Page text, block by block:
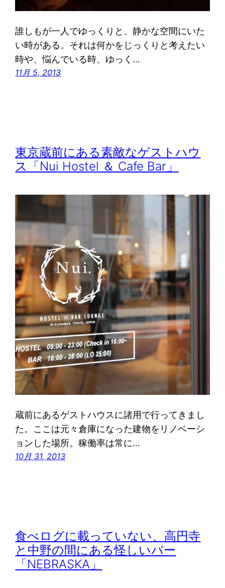
誰しもが一人でゆっくりと、静かな空間にいた
い時がある。それは何かをじっくりと考えたい
時や、悩んでいる時、ゆっく…
11月 5, 2013
東京蔵前にある素敵なゲストハウ
ス「Nui Hostel ＆ Cafe Bar」
蔵前にあるゲストハウスに諸用で行ってきまし
た。ここは元々倉庫になった建物をリノベーシ
ョンした場所。稼働率は常に…
10月 31, 2013
食べログに載っていない、高円寺
と中野の間にある怪しいバー
「NEBRASKA」